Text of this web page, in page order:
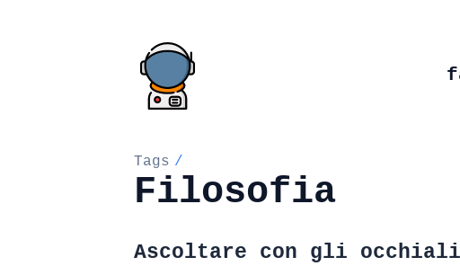
Tags /
Filosofia
Ascoltare con gli occhiali